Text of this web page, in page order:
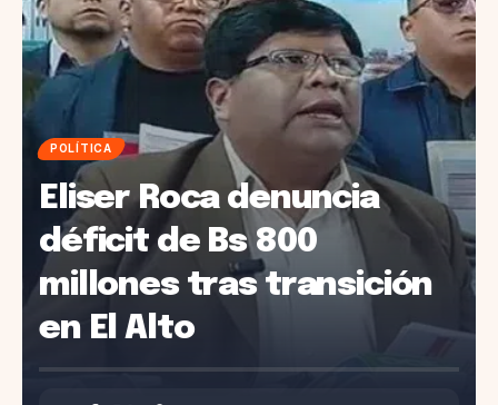
POLÍTICA
Eliser Roca denuncia
déficit de Bs 800
millones tras transición
en El Alto